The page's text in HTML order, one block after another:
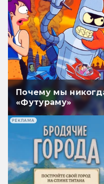
Почему мы
«Футураму»
РЕКЛАМА